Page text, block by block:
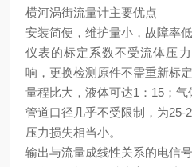
横河涡街流量计主要优点
安装简便，维护量小，故障率低
仪表的标定系数不受流体压
响，更换检测原件不需重新标定
量程比大，液体可达1：15；气
管道口径几乎不受限制，为25-
压力损失相当小。
输出与流量成线性关系的电信